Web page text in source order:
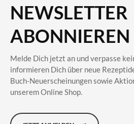
NEWSLETTER
ABONNIEREN
Melde Dich jetzt an und verpasse
informieren Dich über neue
Buch-Neuerscheinungen sowie
unserem Online Shop.